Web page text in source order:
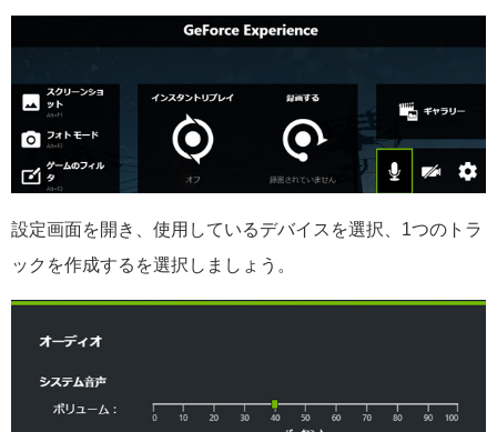
設定画面を開き、使用しているデバイスを選択、1つのトラ
ックを作成するを選択しましょう。